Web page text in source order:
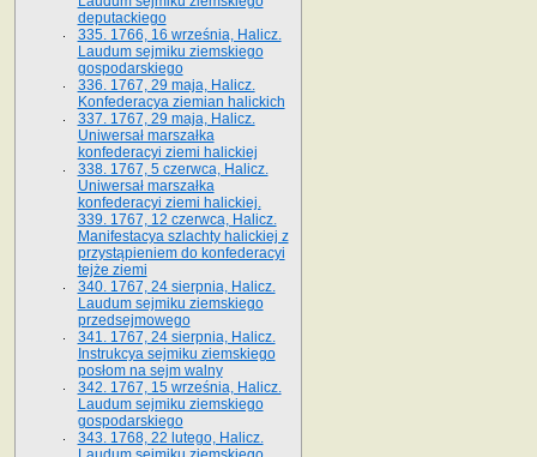
deputackiego
335. 1766, 16 września, Halicz.
Laudum sejmiku ziemskiego
gospodarskiego
336. 1767, 29 maja, Halicz.
Konfederacya ziemian halickich
337. 1767, 29 maja, Halicz.
Uniwersał marszałka
konfederacyi ziemi halickiej
338. 1767, 5 czerwca, Halicz.
Uniwersał marszałka
konfederacyi ziemi halickiej.
339. 1767, 12 czerwca, Halicz.
Manifestacya szlachty halickiej z
przystąpieniem do konfederacyi
tejże ziemi
340. 1767, 24 sierpnia, Halicz.
Laudum sejmiku ziemskiego
przedsejmowego
341. 1767, 24 sierpnia, Halicz.
Instrukcya sejmiku ziemskiego
posłom na sejm walny
342. 1767, 15 września, Halicz.
Laudum sejmiku ziemskiego
gospodarskiego
343. 1768, 22 lutego, Halicz.